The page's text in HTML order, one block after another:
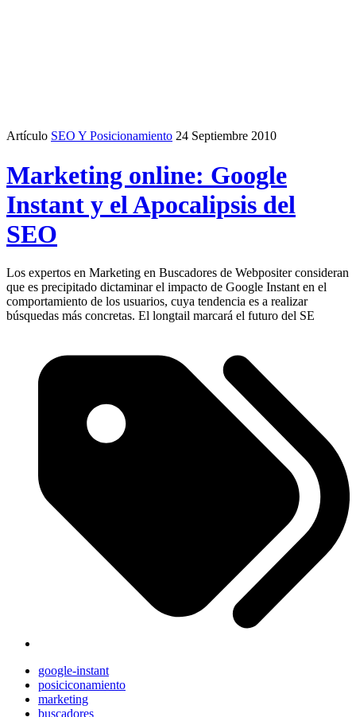
Artículo SEO Y Posicionamiento 24 Septiembre 2010
Marketing online: Google
Instant y el Apocalipsis del
SEO
Los expertos en Marketing en Buscadores de Webpositer consideran
que es precipitado dictaminar el impacto de Google Instant en el
comportamiento de los usuarios, cuya tendencia es a realizar
búsquedas más concretas. El longtail marcará el futuro del SE
google-instant
posiciconamiento
marketing
buscadores